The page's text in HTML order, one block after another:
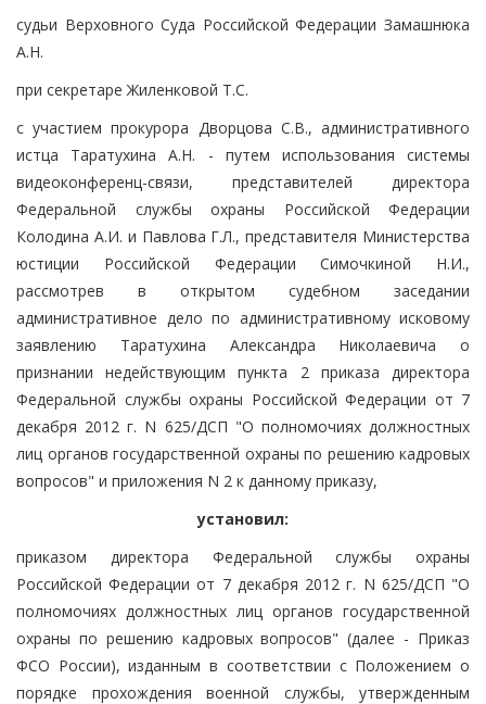
судьи Верховного Суда Российской Федерации Замашнюка
А.Н.
при секретаре Жиленковой Т.С.
с участием прокурора Дворцова С.В., административного
истца Таратухина А.Н. - путем использования системы
видеоконференц-связи, представителей директора
Федеральной службы охраны Российской Федерации
Колодина А.И. и Павлова Г.Л., представителя Министерства
юстиции Российской Федерации Симочкиной Н.И.,
рассмотрев в открытом судебном заседании
административное дело по административному исковому
заявлению Таратухина Александра Николаевича о
признании недействующим пункта 2 приказа директора
Федеральной службы охраны Российской Федерации от 7
декабря 2012 г. N 625/ДСП "О полномочиях должностных
лиц органов государственной охраны по решению кадровых
вопросов" и приложения N 2 к данному приказу,
установил:
приказом директора Федеральной службы охраны
Российской Федерации от 7 декабря 2012 г. N 625/ДСП "О
полномочиях должностных лиц органов государственной
охраны по решению кадровых вопросов" (далее - Приказ
ФСО России), изданным в соответствии с Положением о
порядке прохождения военной службы, утвержденным